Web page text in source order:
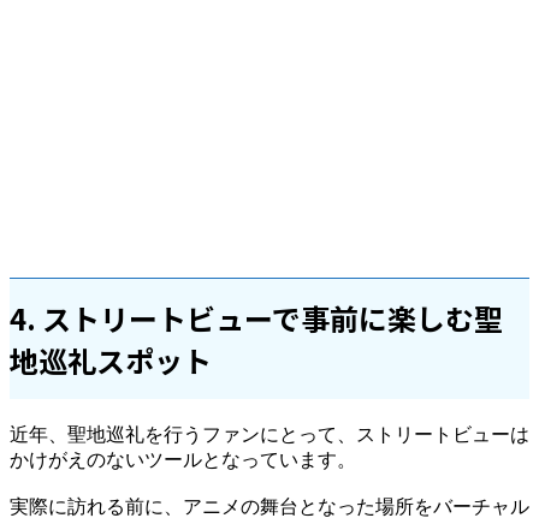
4. ストリートビューで事前に楽しむ聖
地巡礼スポット
近年、聖地巡礼を行うファンにとって、ストリートビューは
かけがえのないツールとなっています。
実際に訪れる前に、アニメの舞台となった場所をバーチャル